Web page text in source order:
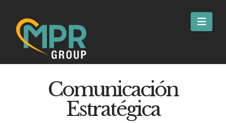
Comunicación
Estratégica